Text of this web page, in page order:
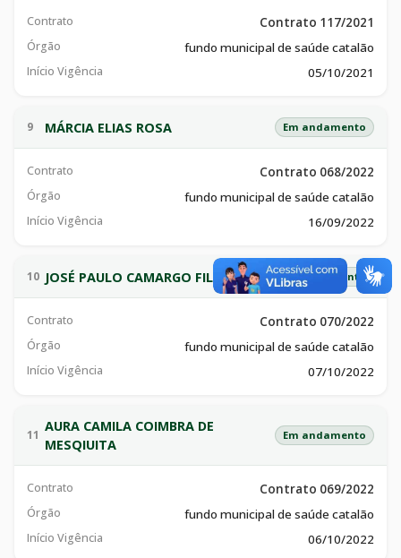
Contrato Contrato 117/2021
Órgão fundo municipal de saúde catalão
Início Vigência 05/10/2021
9 MÁRCIA ELIAS ROSA Em andamento
Contrato Contrato 068/2022
Órgão fundo municipal de saúde catalão
Início Vigência 16/09/2022
10 JOSÉ PAULO CAMARGO FILHO Em andamento
Contrato Contrato 070/2022
Órgão fundo municipal de saúde catalão
Início Vigência 07/10/2022
11
AURA CAMILA COIMBRA DE
MESQIUITA
Em andamento
Contrato Contrato 069/2022
Órgão fundo municipal de saúde catalão
Início Vigência 06/10/2022